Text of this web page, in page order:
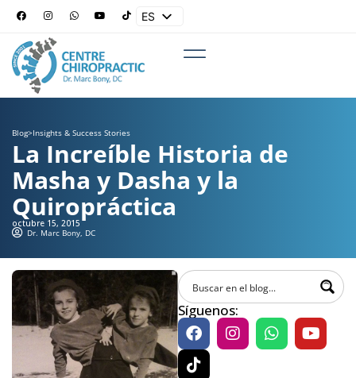
ES
Blog>Insights & Success Stories
La Increíble Historia de
Masha y Dasha y la
Quiropráctica
octubre 15, 2015
Dr. Marc Bony, DC
Síguenos: